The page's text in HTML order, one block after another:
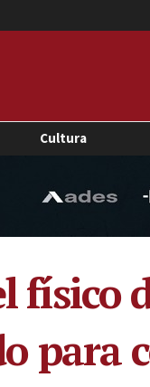
Cultura
físico
para